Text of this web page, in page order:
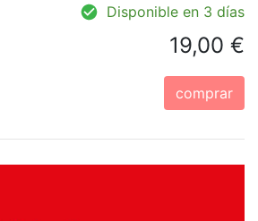
Disponible en 3 días
19,00 €
comprar